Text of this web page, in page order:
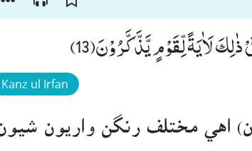
لَاٰیَةً لِّقَوْمٍ یَّذَّكَّرُوْنَ(13)
Kanz ul Irfan
اهي مختلف رنگن واريون شيون